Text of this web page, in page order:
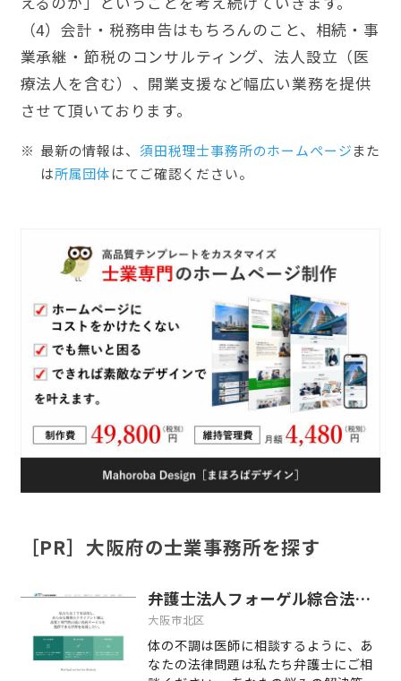
（4）会計・税務申告はもちろんのこと、相続・事
業承継・節税のコンサルティング、法人設立（医
療法人を含む）、開業支援など幅広い業務を提供
させて頂いております。
最新の情報は、 須田税理士事務所のホームぺージまた
は所属団体にてご確認ください。
［PR］大阪府の士業事務所を探す
弁護士法人フォーゲル綜合法律事務所
大阪市北区
体の不調は医師に相談するように、あ
なたの法律問題は私たち弁護士にご相